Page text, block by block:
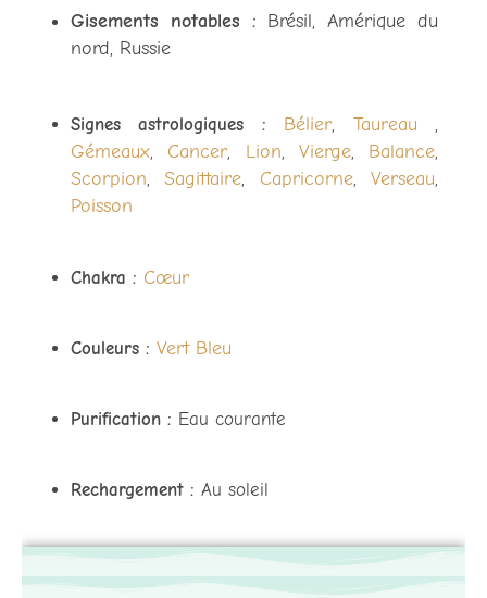
Gisements notables : Brésil, Amérique du
nord, Russie
Signes astrologiques : Bélier, Taureau ,
Gémeaux, Cancer, Lion, Vierge, Balance,
Scorpion,Sagittaire, Capricorne,Verseau,
Poisson
Chakra : Cœur
Couleurs : Vert Bleu
Purification : Eau courante
Rechargement : Au soleil